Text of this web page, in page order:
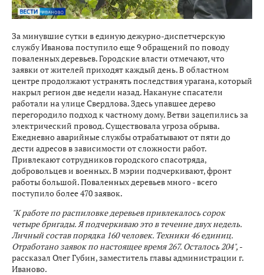
За минувшие сутки в единую дежурно-диспетчерскую
службу Иванова поступило еще 9 обращений по поводу
поваленных деревьев. Городские власти отмечают, что
заявки от жителей приходят каждый день. В областном
центре продолжают устранять последствия урагана, который
накрыл регион две недели назад. Накануне спасатели
работали на улице Свердлова. Здесь упавшее дерево
перегородило подход к частному дому. Ветви зацепились за
электрический провод. Существовала угроза обрыва.
Ежедневно аварийные службы отрабатывают от пяти до
дести адресов в зависимости от сложности работ.
Привлекают сотрудников городского спасотряда,
добровольцев и военных. В мэрии подчеркивают, фронт
работы большой. Поваленных деревьев много - всего
поступило более 470 заявок.
"К работе по распиловке деревьев привлекалось сорок
четыре бригады. Я подчеркиваю это в течение двух недель.
Личный состав порядка 160 человек. Техники 46 единиц.
Отработано заявок по настоящее время 267. Осталось 204", -
рассказал Олег Губин, заместитель главы администрации г.
Иваново.